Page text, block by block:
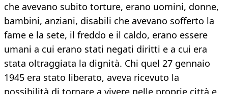
che avevano subito torture, erano uomini, donne,
bambini, anziani, disabili che avevano sofferto la
fame e la sete, il freddo e il caldo, erano essere
umani a cui erano stati negati diritti e a cui era
stata oltraggiata la dignità. Chi quel 27 gennaio
1945 era stato liberato, aveva ricevuto la
possibilità di tornare a vivere nelle proprie città e